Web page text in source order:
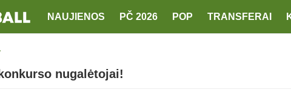
NAUJIENOS PČ 2026 POP TRANSFERAI
nugalėtojai!